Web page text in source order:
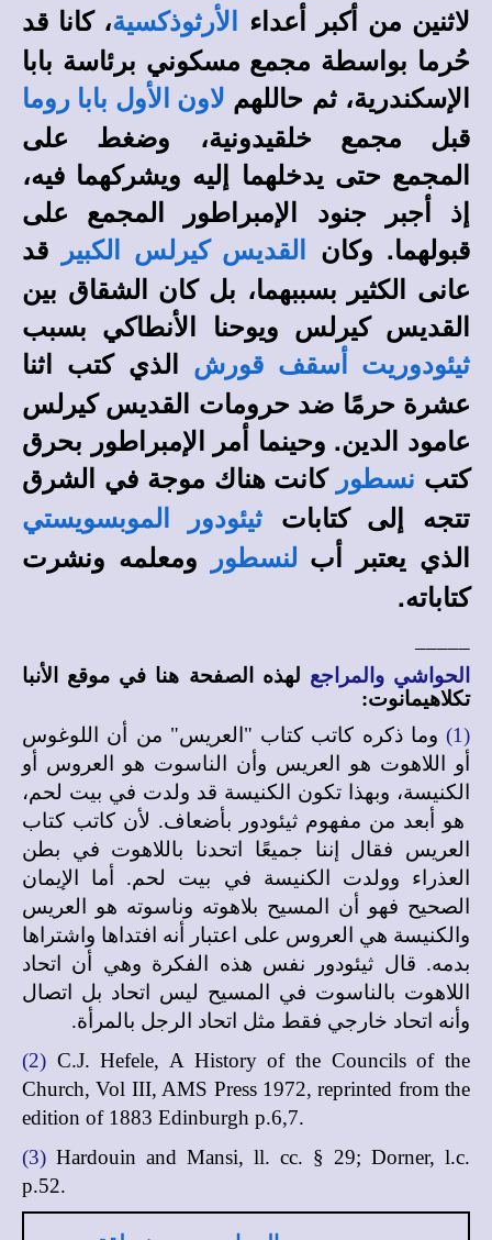
لاثنين من أكبر أعداء
الأرثوذكسية، كانا قد
حُرما بواسطة مجمع مسكوني برئاسة بابا
الإسكندرية، ثم حاللهم لاون الأول بابا روما
قبل مجمع خلقيدونية، وضغط على
المجمع حتى يدخلهما إليه ويشركهما فيه،
إذ أجبر جنود الإمبراطور المجمع على
قبولهما. وكان
القديس كيرلس الكبير
قد
عانى الكثير بسببهما، بل كان الشقاق بين
القديس كيرلس ويوحنا الأنطاكي بسبب
ثيئودوريت أسقف قورش الذي كتب اثنا
عشرة حرمًا ضد حرومات القديس كيرلس
عامود الدين. وحينما أمر الإمبراطور بحرق
كتب نسطور كانت هناك موجة في الشرق
تتجه إلى كتاباتثيئودور الموبسويستي
الذي يعتبر أب لنسطور
ومعلمه ونشرت
كتاباته.
الحواشي والمراجع لهذه الصفحة هنا في موقع الأنبا
تكلاهيمانوت:
(1)
وما ذكره كاتب كتاب "العريس" من أن اللوغوس
أو اللاهوت هو العريس وأن الناسوت هو العروس أو
الكنيسة، وبهذا تكون الكنيسة قد ولدت في بيت لحم،
هو أبعد من مفهوم ثيئودور بأضعاف. لأن كاتب كتاب
العريس فقال إننا جميعًا اتحدنا باللاهوت في بطن
العذراء وولدت الكنيسة في بيت لحم. أما الإيمان
الصحيح فهو أن المسيح بلاهوته وناسوته هو العريس
والكنيسة هي العروس على اعتبار أنه افتداها واشتراها
بدمه. قال ثيئودور نفس هذه الفكرة وهي أن اتحاد
اللاهوت بالناسوت في المسيح ليس اتحاد بل اتصال
وأنه اتحاد خارجي فقط مثل اتحاد الرجل بالمرأة.
(2) C.J. Hefele, A History of the Councils of the
Church, Vol III, AMS Press 1972, reprinted from the
edition of 1883 Edinburgh p.6,7.
(3) Hardouin and Mansi, ll. cc. § 29; Dorner, l.c.
p.52.